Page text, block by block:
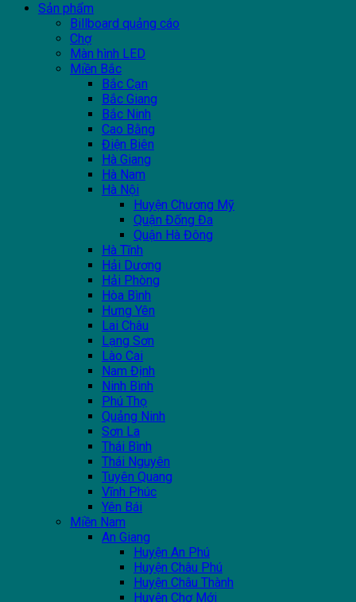
Sản phẩm
Billboard quảng cáo
Chợ
Màn hình LED
Miền Bắc
Bắc Cạn
Bắc Giang
Bắc Ninh
Cao Bằng
Điện Biên
Hà Giang
Hà Nam
Hà Nội
Huyện Chương Mỹ
Quận Đống Đa
Quận Hà Đông
Hà Tĩnh
Hải Dương
Hải Phòng
Hòa Bình
Hưng Yên
Lai Châu
Lạng Sơn
Lào Cai
Nam Định
Ninh Bình
Phú Thọ
Quảng Ninh
Sơn La
Thái Bình
Thái Nguyên
Tuyên Quang
Vĩnh Phúc
Yên Bái
Miền Nam
An Giang
Huyện An Phú
Huyện Châu Phú
Huyện Châu Thành
Huyện Chợ Mới